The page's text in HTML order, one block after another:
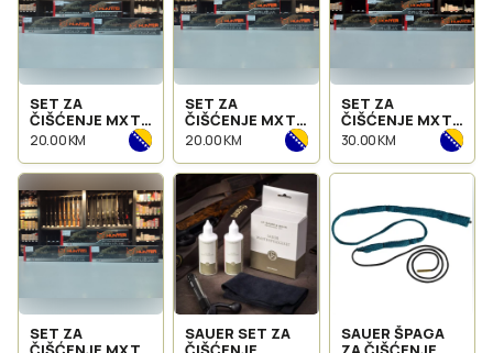
SET ZA
ČIŠĆENJE MXT
HUNTER CAL. 12
20.00 KM
SET ZA
ČIŠĆENJE MXT
HUNTER CAL. 16
20.00 KM
SET ZA
ČIŠĆENJE MXT
HUNTER CAL.
30.00 KM
SET ZA
SAUER SET ZA
SAUER ŠPAGA